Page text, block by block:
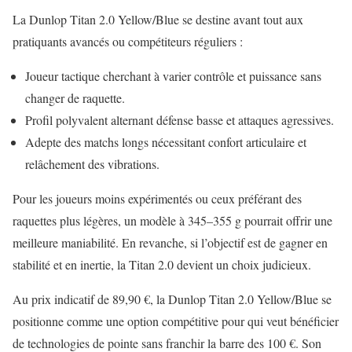
La Dunlop Titan 2.0 Yellow/Blue se destine avant tout aux
pratiquants avancés ou compétiteurs réguliers :
Joueur tactique cherchant à varier contrôle et puissance sans
changer de raquette.
Profil polyvalent alternant défense basse et attaques agressives.
Adepte des matchs longs nécessitant confort articulaire et
relâchement des vibrations.
Pour les joueurs moins expérimentés ou ceux préférant des
raquettes plus légères, un modèle à 345–355 g pourrait offrir une
meilleure maniabilité. En revanche, si l’objectif est de gagner en
stabilité et en inertie, la Titan 2.0 devient un choix judicieux.
Au prix indicatif de 89,90 €, la Dunlop Titan 2.0 Yellow/Blue se
positionne comme une option compétitive pour qui veut bénéficier
de technologies de pointe sans franchir la barre des 100 €. Son